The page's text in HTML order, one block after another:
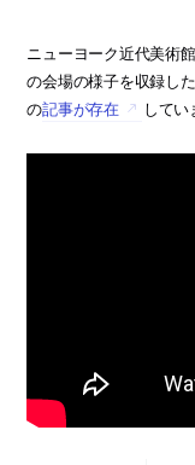
ニューヨーク近代美術
の会場の様子を収録し
の記事が存在 してい